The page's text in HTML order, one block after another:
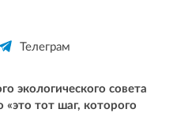
Телеграм
экологического совета
«это тот шаг, которого